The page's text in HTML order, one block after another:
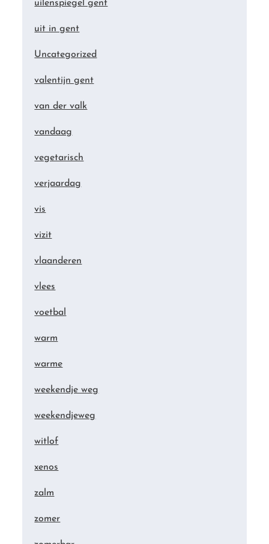
uilenspiegel gent
uit in gent
Uncategorized
valentijn gent
van der valk
vandaag
vegetarisch
verjaardag
vis
vizit
vlaanderen
vlees
voetbal
warm
warme
weekendje weg
weekendjeweg
witlof
xenos
zalm
zomer